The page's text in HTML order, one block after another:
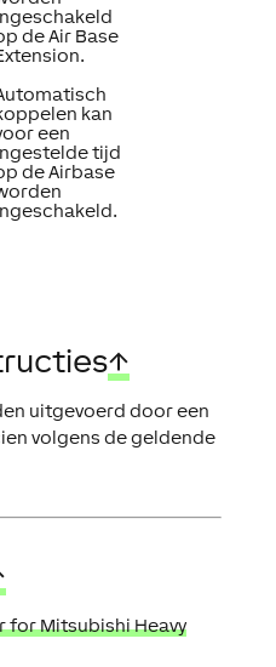
de Air Base
kan
een
tijd
de Airbase
↑
uitgevoerd door een
volgens de geldende
for Mitsubishi Heavy